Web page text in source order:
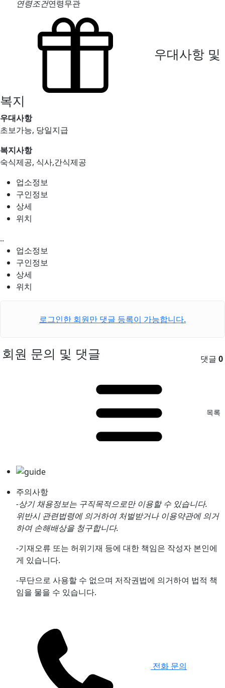
연령조건연령무관
우대사항 및
복지
우대사항
초보가능, 당일지급
복지사항
숙식제공, 식사,간식제공
업소정보
구인정보
상세
위치
..
업소정보
구인정보
상세
위치
로그인한 회원만 댓글 등록이 가능합니다.
회원 문의 및 댓글 댓글 0
목록
주의사항
-상기 채용정보는 구직목적으로만 이용할 수 있습니다.
위반시 관련법령에 의거하여 처벌받거나 이용약관에 의거
하여 손해배상을 청구합니다.
-기재오류 또는 허위기재 등에 대한 책임은 작성자 본인에
게 있습니다.
-무단으로 사용할 수 없으며 저작권법에 의거하여 법적 책
임을 물을 수 있습니다.
전화 문의